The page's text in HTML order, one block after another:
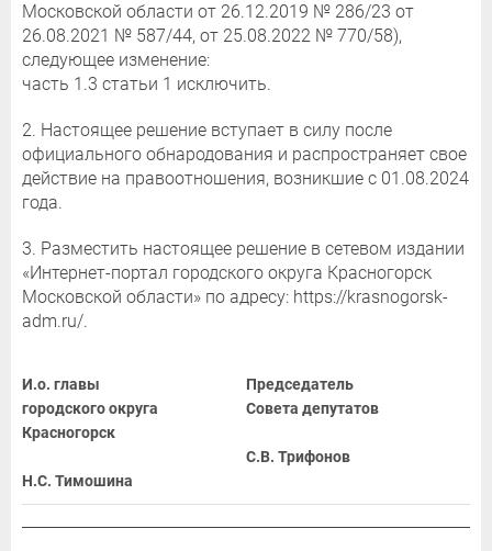
Московской области от 26.12.2019 № 286/23 от
26.08.2021 № 587/44, от 25.08.2022 № 770/58),
следующее изменение:
часть 1.3 статьи 1 исключить.
2. Настоящее решение вступает в силу после
официального обнародования и распространяет свое
действие на правоотношения, возникшие с 01.08.2024
года.
3. Разместить настоящее решение в сетевом издании
«Интернет-портал городского округа Красногорск
Московской области» по адресу: https://krasnogorsk-
adm.ru/.
И.о. главы
городского округа
Красногорск
Н.С. Тимошина
Председатель
Совета депутатов
С.В. Трифонов